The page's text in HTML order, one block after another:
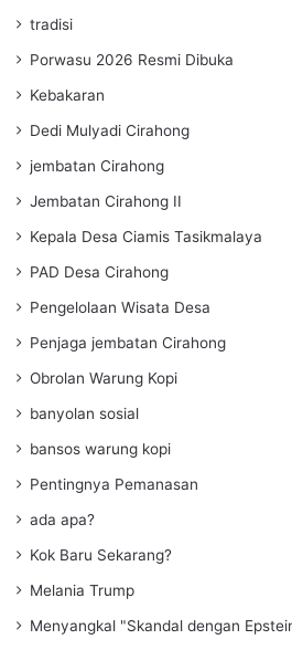
tradisi
Porwasu 2026 Resmi Dibuka
Kebakaran
Dedi Mulyadi Cirahong
jembatan Cirahong
Jembatan Cirahong II
Kepala Desa Ciamis Tasikmalaya
PAD Desa Cirahong
Pengelolaan Wisata Desa
Penjaga jembatan Cirahong
Obrolan Warung Kopi
banyolan sosial
bansos warung kopi
Pentingnya Pemanasan
ada apa?
Kok Baru Sekarang?
Melania Trump
Menyangkal "Skandal dengan